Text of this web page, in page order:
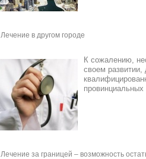
Лечение в другом городе
К сожалению,
своем
провинциальных
Лечение за границей – возможность